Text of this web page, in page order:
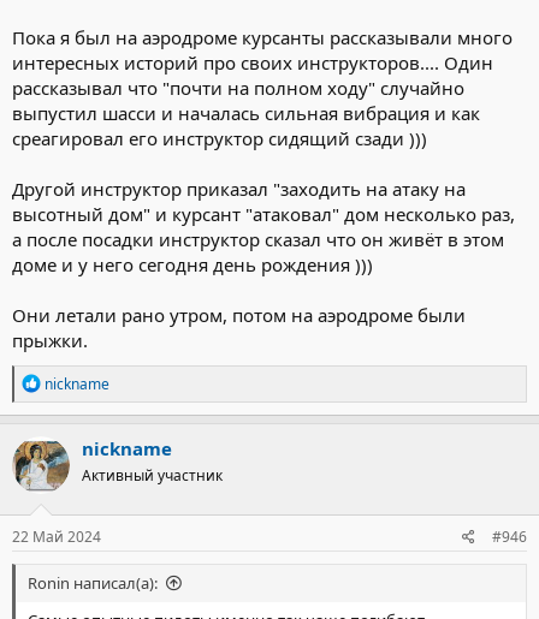
Пока я был на аэродроме курсанты рассказывали много
интересных историй про своих инструкторов.... Один
рассказывал что "почти на полном ходу" случайно
выпустил шасси и началась сильная вибрация и как
среагировал его инструктор сидящий сзади )))
Другой инструктор приказал "заходить на атаку на
высотный дом" и курсант "атаковал" дом несколько раз,
а после посадки инструктор сказал что он живёт в этом
доме и у него сегодня день рождения )))
Они летали рано утром, потом на аэродроме были
прыжки.
Р
е
а
к
ц
и
и
:
nickname
nickname
Активный участник
22 Май 2024 #946
Ronin написал(а):